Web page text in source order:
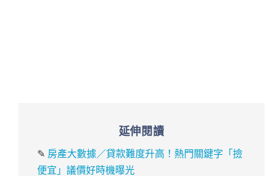
延伸閱讀
✎ 房產大數據／貸款難度升高！熱門關鍵字「撿
便宜」議價好時機曝光